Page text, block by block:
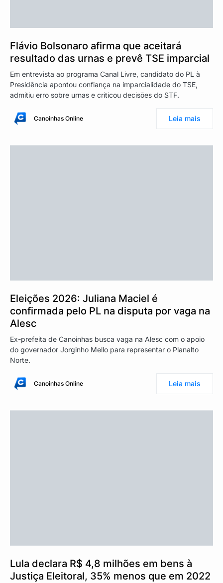
Flávio Bolsonaro afirma que aceitará
resultado das urnas e prevê TSE imparcial
Em entrevista ao programa Canal Livre, candidato do PL à
Presidência apontou confiança na imparcialidade do TSE,
admitiu erro sobre urnas e criticou decisões do STF.
Canoinhas Online Leia mais
Eleições 2026: Juliana Maciel é
confirmada pelo PL na disputa por vaga na
Alesc
Ex-prefeita de Canoinhas busca vaga na Alesc com o apoio
do governador Jorginho Mello para representar o Planalto
Norte.
Canoinhas Online Leia mais
Lula declara R$ 4,8 milhões em bens à
Justiça Eleitoral, 35% menos que em 2022